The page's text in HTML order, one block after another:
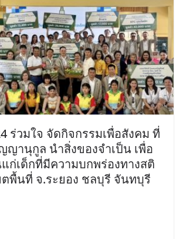
ร่วมใจ จัดกิจกรรมเพื่อสังคม ที่
ญานุกูล นำสิ่งของจำเป็น เพื่อ
ก่เด็กที่มีความบกพร่องทางสติ
พื้นที่ จ.ระยอง ชลบุรี จันทบุรี